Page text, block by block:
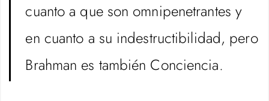
cuanto a que son omnipenetrantes y
en cuanto a su indestructibilidad, pero
Brahman es también Conciencia.